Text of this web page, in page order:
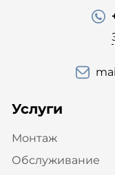
Услуги
Монтаж
Обслуживание